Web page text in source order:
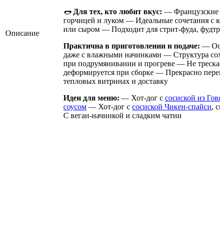
Описание
🌭 Для тех, кто любит вкус: — Французские
горчицей и луком — Идеальные сочетания с
или сыром — Подходит для стрит-фуда,
Практична в приготовлении и подаче: —
даже с влажными начинками — Структура
при подрумянивании и прогреве — Не
деформируется при сборке — Прекрасно
тепловых витринах и доставку
Идеи для меню: — Хот-дог с сосиской из
соусом — Хот-дог с сосиской Чикен-спайси,
С веган-начинкой и сладким чатни